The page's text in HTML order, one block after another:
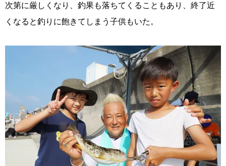
次第に厳しくなり、釣果も落ちてくることもあり、終了近
くなると釣りに飽きてしまう子供もいた。